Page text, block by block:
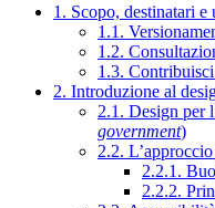
1. Scopo, destinatari
1.1.
1.2.
1.3.
2. Introduzione al
2.1. Design per
government)
2.2.
2.2.1.
2.2.2.